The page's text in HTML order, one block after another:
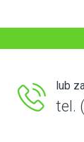
lub
tel.